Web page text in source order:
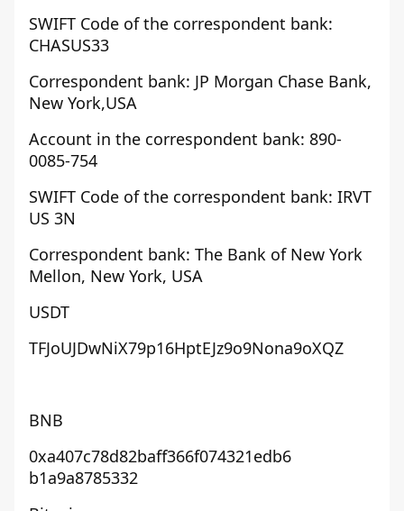
SWIFT Code of the correspondent bank:
CHASUS33
Correspondent bank: JP Morgan Chase Bank,
New York,USA
Account in the correspondent bank: 890-
0085-754
SWIFT Code of the correspondent bank: IRVT
US 3N
Correspondent bank: The Bank of New York
Mellon, New York, USA
USDT
TFJoUJDwNiX79p16HptEJz9o9Nona9oXQZ
BNB
0xa407c78d82baff366f074321edb6
b1a9a8785332